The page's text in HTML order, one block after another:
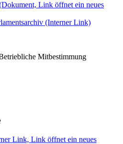
Link öffnet ein neues
(Interner Link)
Mit­bestimmung
Link, Link öffnet ein neues